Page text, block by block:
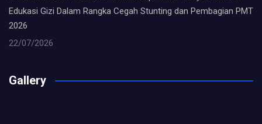
Edukasi Gizi Dalam Rangka Cegah Stunting dan Pembagian PMT
2026
22/07/2026
Gallery